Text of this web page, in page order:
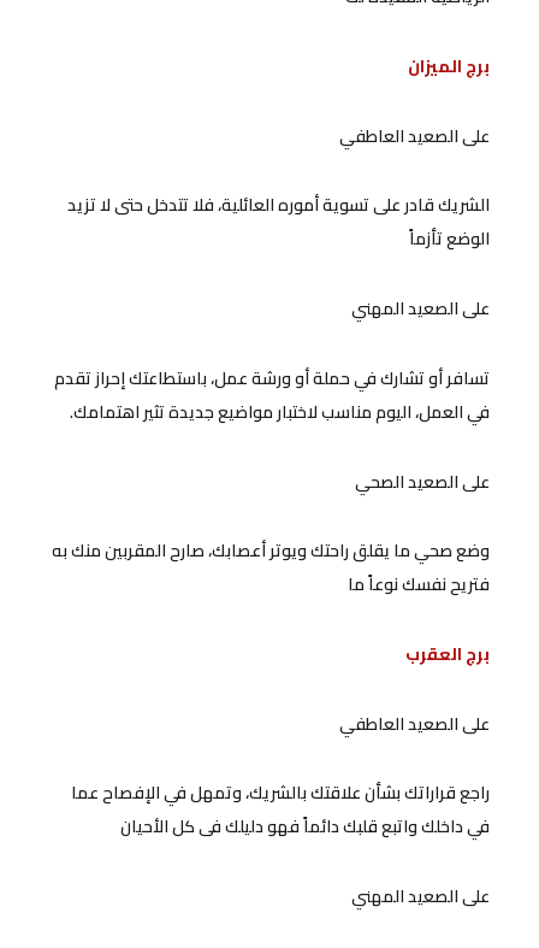
برج الميزان
على الصعيد العاطفي
الشريك قادر على تسوية أموره العائلية، فلا تتدخل حتى لا تزيد
الوضع تأزماً
على الصعيد المهني
تسافر أو تشارك في حملة أو ورشة عمل، باستطاعتك إحراز تقدم
في العمل، اليوم مناسب لاختبار مواضيع جديدة تثير اهتمامك.
على الصعيد الصحي
وضع صحي ما يقلق راحتك ويوتر أعصابك، صارح المقربين منك به
فتريح نفسك نوعاً ما
برج العقرب
على الصعيد العاطفي
راجع قراراتك بشأن علاقتك بالشريك، وتمهل في الإفصاح عما
في داخلك واتبع قلبك دائماً فهو دليلك فى كل الأحيان
على الصعيد المهني